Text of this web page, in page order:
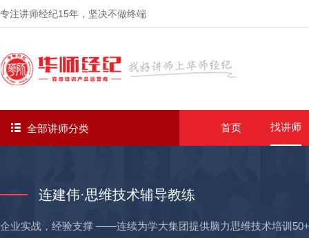
专注讲师经纪15年 ，坚决不做终端
全部讲师分类 首页 找讲师
连建伟·思维技术辅导教练
企业实战，经验支撑 ——连续为学大集团提供脑力思维技术培训